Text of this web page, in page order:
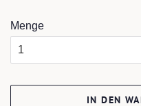
Menge
IN DEN